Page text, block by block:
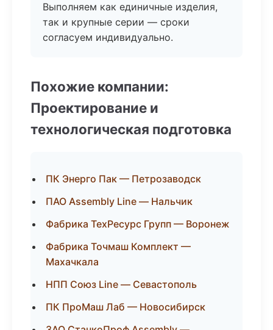
Выполняем как единичные изделия,
так и крупные серии — сроки
согласуем индивидуально.
Похожие компании:
Проектирование и
технологическая подготовка
ПК Энерго Пак — Петрозаводск
ПАО Assembly Line — Нальчик
Фабрика ТехРесурс Групп — Воронеж
Фабрика Точмаш Комплект —
Махачкала
НПП Союз Line — Севастополь
ПК ПроМаш Лаб — Новосибирск